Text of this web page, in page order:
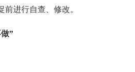
前进行自查、修改。
”